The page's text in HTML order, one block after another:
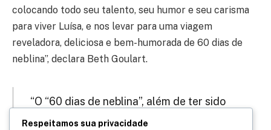
colocando todo seu talento, seu humor e seu carisma
para viver Luísa, e nos levar para uma viagem
reveladora, deliciosa e bem-humorada de 60 dias de
neblina”, declara Beth Goulart.
“O “60 dias de neblina”, além de ter sido
meu primeiro livro publicado, ele foi escrito
Respeitamos sua privacidade